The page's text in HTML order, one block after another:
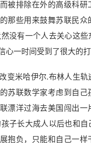
被排除在外的高级科研
那些用来鼓舞苏联民众
没有一个人去关心这些
心一时间受到了很大的打
变米哈伊尔.布林人生轨
苏联数学家考虑到自己
漂洋过海去美国闯出一
子长大成人以后也和自
抱负，只能和自己一样